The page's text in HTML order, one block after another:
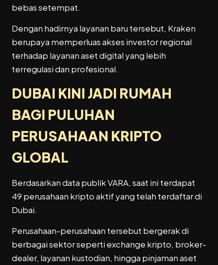
bebas setempat.
Dengan hadirnya layanan baru tersebut, Kraken
berupaya memperluas akses investor regional
terhadap layanan aset digital yang lebih
terregulasi dan profesional.
DUBAI KINI JADI RUMAH
BAGI PULUHAN
PERUSAHAAN KRIPTO
GLOBAL
Berdasarkan data publik VARA, saat ini terdapat
49 perusahaan kripto aktif yang telah terdaftar di
Dubai.
Perusahaan-perusahaan tersebut bergerak di
berbagai sektor seperti exchange kripto, broker-
dealer, layanan kustodian, hingga pinjaman aset